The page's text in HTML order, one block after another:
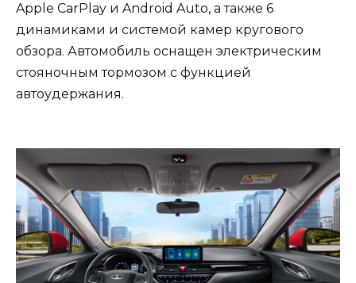
Apple CarPlay и Android Auto, а также 6
динамиками и системой камер кругового
обзора. Автомобиль оснащен электрическим
стояночным тормозом с функцией
автоудержания.